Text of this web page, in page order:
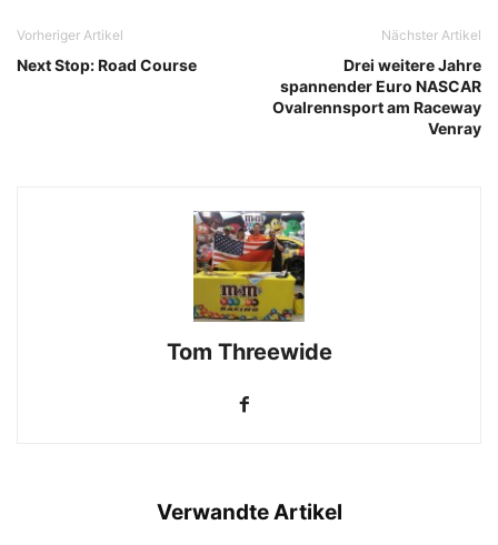
Vorheriger Artikel
Next Stop: Road Course
Nächster Artikel
Drei weitere Jahre
spannender Euro NASCAR
Ovalrennsport am Raceway
Venray
Tom Threewide
Verwandte Artikel